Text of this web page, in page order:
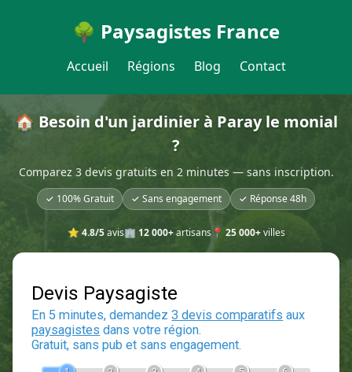
🌳 Paysagistes France
Accueil Régions Blog Contact
🏠 Besoin d'un jardinier à Paray le monial
?
Comparez 3 devis gratuits en 2 minutes — sans inscription.
✓ 100% Gratuit ✓ Sans engagement ✓ Réponse 48h
⭐ 4.8/5avis🏢 12 000+artisans📍 25 000+villes
Devis Paysagiste